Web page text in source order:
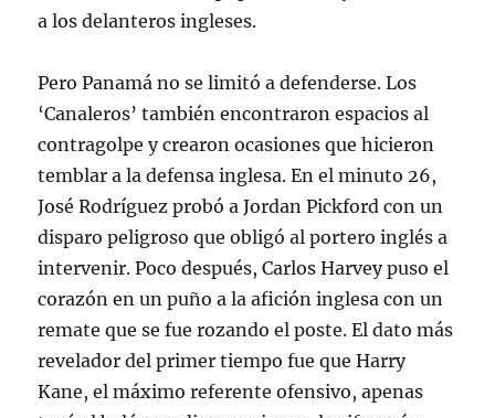
a los delanteros ingleses.
Pero Panamá no se limitó a defenderse. Los
‘Canaleros’ también encontraron espacios al
contragolpe y crearon ocasiones que hicieron
temblar a la defensa inglesa. En el minuto 26,
José Rodríguez probó a Jordan Pickford con un
disparo peligroso que obligó al portero inglés a
intervenir. Poco después, Carlos Harvey puso el
corazón en un puño a la afición inglesa con un
remate que se fue rozando el poste. El dato más
revelador del primer tiempo fue que Harry
Kane, el máximo referente ofensivo, apenas